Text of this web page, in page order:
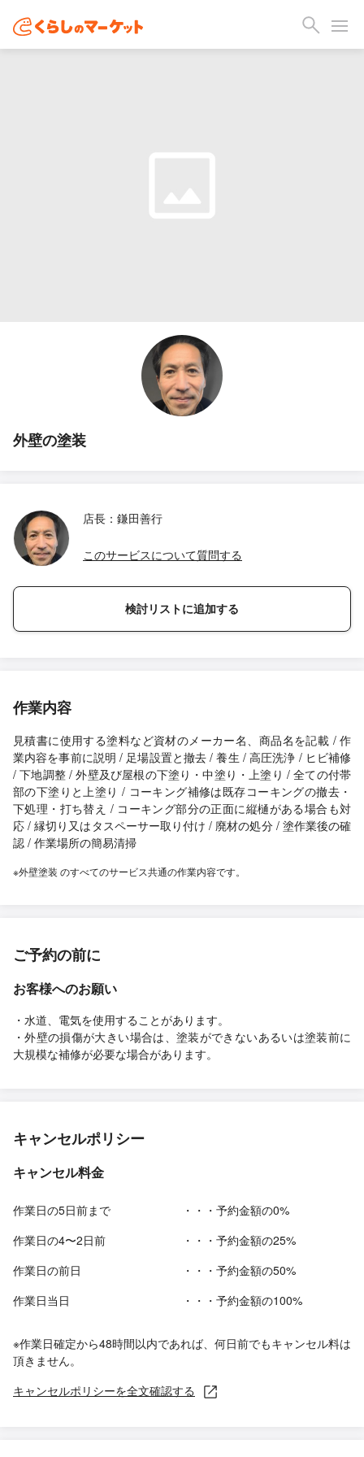
外壁の塗装
店長：鎌田善行
このサービスについて質問する
検討リストに追加する
作業内容
見積書に使用する塗料など資材のメーカー名、商品名を記載 / 作
業内容を事前に説明 / 足場設置と撤去 / 養生 / 高圧洗浄 / ヒビ補修
/ 下地調整 / 外壁及び屋根の下塗り・中塗り・上塗り / 全ての付帯
部の下塗りと上塗り / コーキング補修は既存コーキングの撤去・
下処理・打ち替え / コーキング部分の正面に縦樋がある場合も対
応 / 縁切り又はタスペーサー取り付け / 廃材の処分 / 塗作業後の確
認 / 作業場所の簡易清掃
※外壁塗装 のすべてのサービス共通の作業内容です。
ご予約の前に
お客様へのお願い
・水道、電気を使用することがあります。
・外壁の損傷が大きい場合は、塗装ができないあるいは塗装前に
大規模な補修が必要な場合があります。
キャンセルポリシー
キャンセル料金
作業日の5日前まで
・・・予約金額の0%
作業日の4〜2日前
・・・予約金額の25%
作業日の前日
・・・予約金額の50%
作業日当日
・・・予約金額の100%
※作業日確定から48時間以内であれば、何日前でもキャンセル料は
頂きません。
キャンセルポリシーを全文確認する